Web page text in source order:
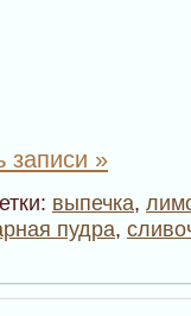
записи »
выпечка,
пудра,